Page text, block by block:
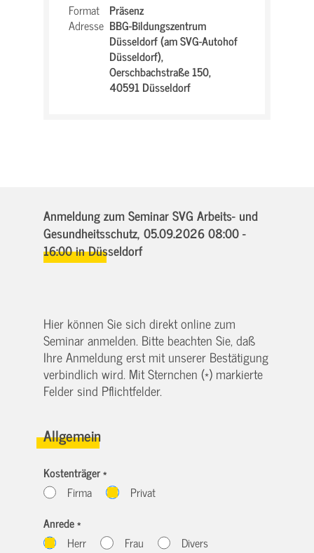
Format Präsenz
Adresse BBG-Bildungszentrum
Düsseldorf (am SVG-Autohof
Düsseldorf),
Oerschbachstraße 150,
40591 Düsseldorf
Anmeldung zum Seminar SVG Arbeits- und
Gesundheitsschutz, 05.09.2026 08:00 -
16:00in Düsseldorf
Hier können Sie sich direkt online zum
Seminar anmelden. Bitte beachten Sie, daß
Ihre Anmeldung erst mit unserer Bestätigung
verbindlich wird. Mit Sternchen (*) markierte
Felder sind Pflichtfelder.
Allgemein
Kostenträger *
Firma
Privat
Anrede *
Herr
Frau Divers